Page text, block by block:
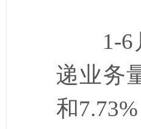
1-6
递业务
和7.73%